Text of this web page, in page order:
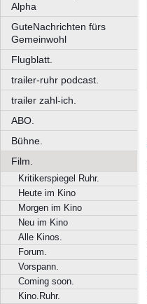
Alpha
GuteNachrichten fürs
Gemeinwohl
Flugblatt.
trailer-ruhr podcast.
trailer zahl-ich.
ABO.
Bühne.
Film.
Kritikerspiegel Ruhr.
Heute im Kino
Morgen im Kino
Neu im Kino
Alle Kinos.
Forum.
Vorspann.
Coming soon.
Kino.Ruhr.